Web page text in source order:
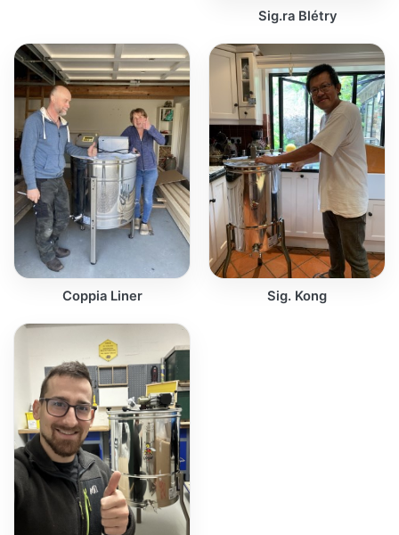
Sig.ra Blétry
Coppia Liner Sig. Kong